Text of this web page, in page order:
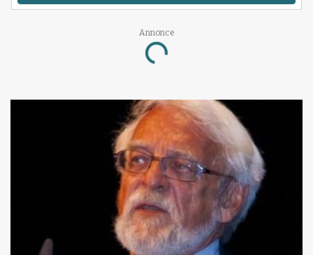
Annonce
Loading...